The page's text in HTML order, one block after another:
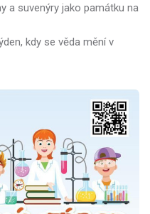
a suvenýry jako památku na
kdy se věda mění v